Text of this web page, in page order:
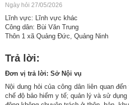
Ngày hỏi 27/05/2026
Lĩnh vực: Lĩnh vực khác
Công dân: Bùi Văn Trung
Thôn 1 xã Quảng Đức, Quảng Ninh
Trả lời:
Đơn vị trả lời: Sở Nội vụ
Nội dung hỏi của công dân liên quan
chế độ bảo hiểm y tế; quản lý và sử